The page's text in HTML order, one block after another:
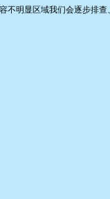
不明显区域我们会逐步排